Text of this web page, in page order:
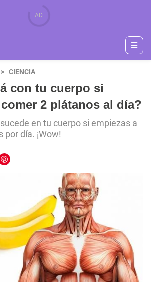
CIENCIA
con tu cuerpo si
2 plátanos al día?
en tu cuerpo si empiezas a
por día. ¡Wow!